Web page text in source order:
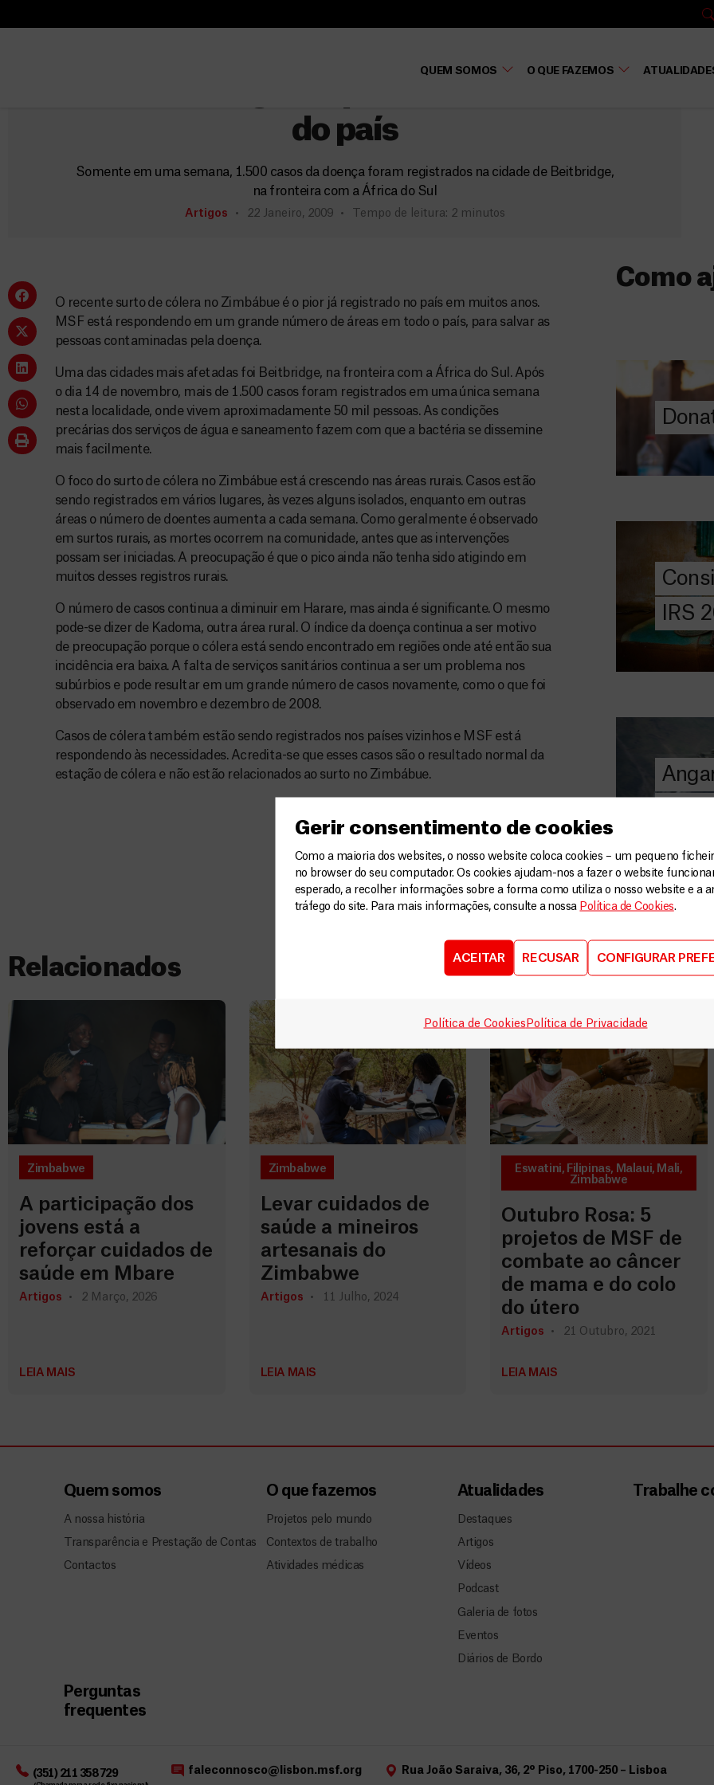
Gerir consentimento de cookies
Como a maioria dos websites, o nosso website coloca cookies – um pequeno
no browser do seu computador. Os cookies ajudam-nos a fazer o website
esperado, a recolher informações sobre a forma como utiliza o nosso website e a
tráfego do site. Para mais informações, consulte a nossa Política de Cookies.
ACEITAR RECUSAR CONFIGURAR
Política de Cookies Política de Privacidade
QUEM SOMOS O QUE FAZEMOS
do país
Somente em uma semana, 1.500 casos da doença foram registrados na cidade de Beitbridge,
na fronteira com a África do Sul
Artigos 22 Janeiro, 2009 Tempo de leitura: 2 minutos
O recente surto de cólera no Zimbábue é o pior já registrado no país em muitos anos.
MSF está respondendo em um grande número de áreas em todo o país, para salvar as
pessoas contaminadas pela doença.
Uma das cidades mais afetadas foi Beitbridge, na fronteira com a África do Sul. Após
o dia 14 de novembro, mais de 1.500 casos foram registrados em uma única semana
nesta localidade, onde vivem aproximadamente 50 mil pessoas. As condições
precárias dos serviços de água e saneamento fazem com que a bactéria se dissemine
mais facilmente.
O foco do surto de cólera no Zimbábue está crescendo nas áreas rurais. Casos estão
sendo registrados em vários lugares, às vezes alguns isolados, enquanto em outras
áreas o número de doentes aumenta a cada semana. Como geralmente é observado
em surtos rurais, as mortes ocorrem na comunidade, antes que as intervenções
possam ser iniciadas. A preocupação é que o pico ainda não tenha sido atigindo em
muitos desses registros rurais.
O número de casos continua a diminuir em Harare, mas ainda é significante. O mesmo
pode-se dizer de Kadoma, outra área rural. O índice da doença continua a ser motivo
de preocupação porque o cólera está sendo encontrado em regiões onde até então sua
incidência era baixa. A falta de serviços sanitários continua a ser um problema nos
subúrbios e pode resultar em um grande número de casos novamente, como o que foi
observado em novembro e dezembro de 2008.
Casos de cólera também estão sendo registrados nos países vizinhos e MSF está
respondendo às necessidades. Acredita-se que esses casos são o resultado normal da
estação de cólera e não estão relacionados ao surto no Zimbábue.
Como
ajuda-nos a
a quem mais
DOE
AGORA
IRS
Saiba tudo
IRS: o que é,
preencher, e
MSF com o
DOE
AGORA
Angarie
A MSF
chegar
humanitária
Relacionados
Zimbabwe
A participação dos
jovens está a
reforçar cuidados de
saúde em Mbare
Artigos 2 Março, 2026
LEIA MAIS
Zimbabwe
Levar cuidados de
saúde a mineiros
artesanais do
Zimbabwe
Artigos 11 Julho, 2024
LEIA MAIS
Eswatini, Filipinas, Malaui, Mali,
Zimbabwe
Outubro Rosa: 5
projetos de MSF de
combate ao câncer
de mama e do colo
do útero
Artigos 21 Outubro, 2021
LEIA MAIS
Quem somos
A nossa história
Transparência e Prestação de Contas
Contactos
O que fazemos
Projetos pelo mundo
Contextos de trabalho
Atividades médicas
Atualidades
Destaques
Artigos
Vídeos
Podcast
Galeria de fotos
Eventos
Diários de Bordo
Trabalhe
Perguntas
frequentes
(351) 211 358 729 faleconnosco@lisbon.msf.org Rua João Saraiva, 36, 2º Piso, 1700-250 – Lisboa